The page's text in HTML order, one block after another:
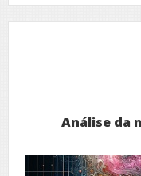
Análise da